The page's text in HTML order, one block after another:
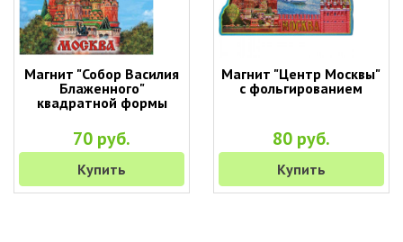
Магнит "Собор Василия
Блаженного"
квадратной формы
70 руб.
Купить
Магнит "Центр Москвы"
с фольгированием
80 руб.
Купить